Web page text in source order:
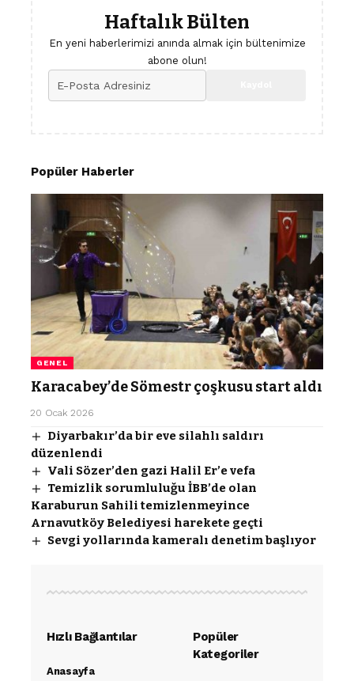
Haftalık Bülten
En yeni haberlerimizi anında almak için bültenimize
abone olun!
Popüler Haberler
GENEL
Karacabey’de Sömestr çoşkusu start aldı
20 Ocak 2026
Diyarbakır’da bir eve silahlı saldırı
düzenlendi
Vali Sözer’den gazi Halil Er’e vefa
Temizlik sorumluluğu İBB’de olan
Karaburun Sahili temizlenmeyince
Arnavutköy Belediyesi harekete geçti
Sevgi yollarında kameralı denetim başlıyor
Hızlı Bağlantılar
Anasayfa
Popüler
Kategoriler